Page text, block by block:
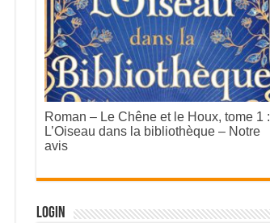
Roman – Le Chêne et le Houx, tome 1 :
L’Oiseau dans la bibliothèque – Notre
avis
Login